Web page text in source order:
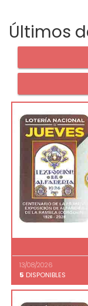
Últimos
13/08/2026
5 DISPONIBLES